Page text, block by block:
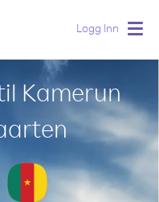
Logg Inn
Kamerun